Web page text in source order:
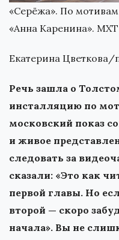
«Серёжа». По
«Анна Каренина».
Екатерина Цветкова/
Речь зашла о
инсталляцию по
московский показ
и живое
следовать за
сказали: «Это как
первой главы. Но
второй — скоро
начала». Вы не